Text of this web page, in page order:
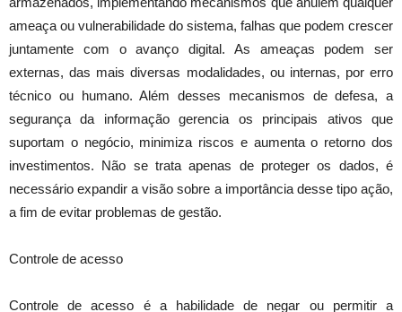
ameaça ou vulnerabilidade do sistema, falhas que podem crescer
juntamente com o avanço digital. As ameaças podem ser
externas, das mais diversas modalidades, ou internas, por erro
técnico ou humano. Além desses mecanismos de defesa, a
segurança da informação gerencia os principais ativos que
suportam o negócio, minimiza riscos e aumenta o retorno dos
investimentos. Não se trata apenas de proteger os dados, é
necessário expandir a visão sobre a importância desse tipo ação,
a fim de evitar problemas de gestão.
Controle de acesso
Controle de acesso é a habilidade de negar ou permitir a